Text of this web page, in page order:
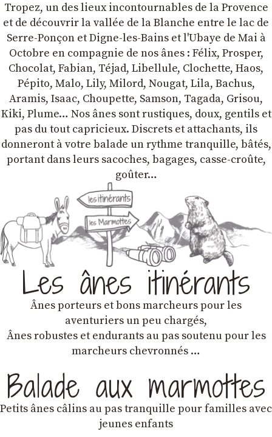
Tropez, un des lieux incontournables de la Provence
et de découvrir la vallée de la Blanche entre le lac de
Serre-Ponçon et Digne-les-Bains et l'Ubaye de Mai à
Octobre en compagnie de nos ânes : Félix, Prosper,
Chocolat, Fabian, Téjad, Libellule, Clochette, Haos,
Pépito, Malo, Lily, Milord, Nougat, Lila, Bachus,
Aramis, Isaac, Choupette, Samson, Tagada, Grisou,
Kiki, Plume… Nos ânes sont rustiques, doux, gentils et
pas du tout capricieux. Discrets et attachants, ils
donneront à votre balade un rythme tranquille, bâtés,
portant dans leurs sacoches, bagages, casse-croûte,
goûter…
Les ânes itinérants
Ânes porteurs et bons marcheurs pour les
aventuriers un peu chargés,
Ânes robustes et endurants au pas soutenu pour les
marcheurs chevronnés …
Balade aux marmottes
Petits ânes câlins au pas tranquille pour familles avec
jeunes enfants